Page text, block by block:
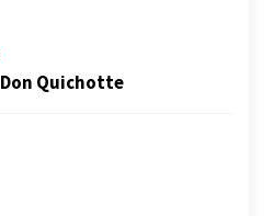
Don Quichotte